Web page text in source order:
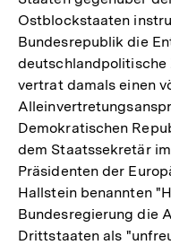
Ostblockstaaten
Bundesrepublik die
deutschlandpolitische
vertrat damals einen
Demokratischen
dem Staatssekretär
Präsidenten der
Hallstein benannten
Bundesregierung die
Drittstaaten als